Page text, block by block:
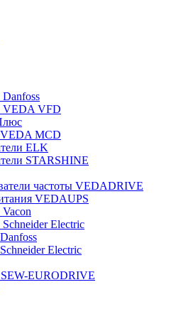
Danfoss
VEDA VFD
VEDA MCD
ELK
STARSHINE
частоты VEDADRIVE
VEDAUPS
Electric
Electric
EURODRIVE